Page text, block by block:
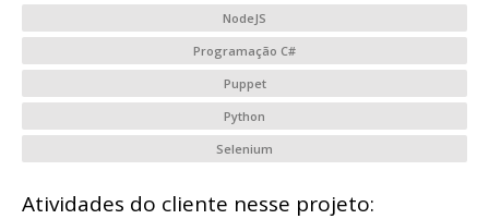
NodeJS
Programação C#
Puppet
Python
Selenium
Atividades do cliente nesse projeto: